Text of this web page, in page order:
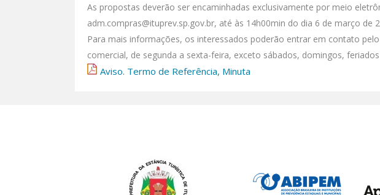
As propostas deverão ser encaminhadas exclusivamente por meio
adm.compras@ituprev.sp.gov.br, até às 14h00min do dia 6 de março de
Para mais informações, os interessados poderão entrar em contato
comercial, de segunda a sexta-feira, exceto sábados, domingos,
Aviso. Termo de Referência, Minuta